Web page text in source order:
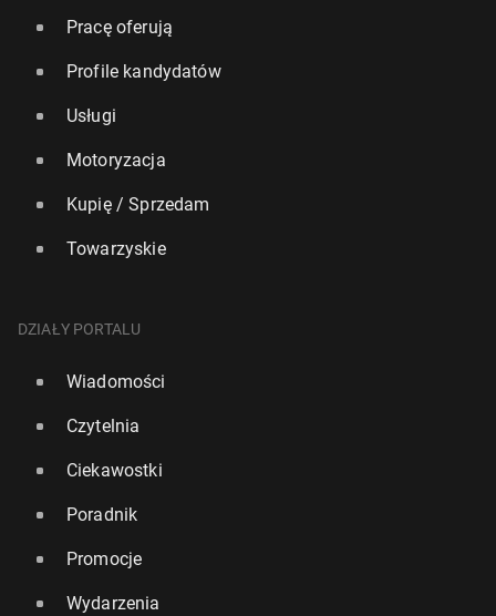
Pracę oferują
Profile kandydatów
Usługi
Motoryzacja
Kupię / Sprzedam
Towarzyskie
DZIAŁY PORTALU
Wiadomości
Czytelnia
Ciekawostki
Poradnik
Promocje
Wydarzenia